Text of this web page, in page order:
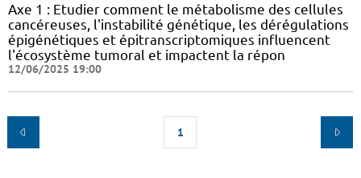
Axe 1 : Etudier comment le métabolisme des cellules
cancéreuses, l'instabilité génétique, les dérégulations
épigénétiques et épitranscriptomiques influencent
l'écosystème tumoral et impactent la répon
12/06/2025 19:00
1